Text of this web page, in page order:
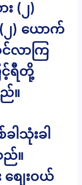
(၂)
၂) ယောက်
လာကြ
င့်ရီတို့
။
သုံးခါ
။
ျေးဝယ်